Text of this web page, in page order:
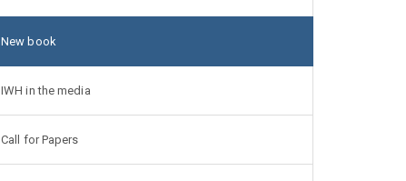
New book
IWH in the media
Call for Papers